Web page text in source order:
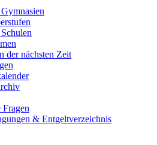
der nächsten Zeit
& Entgeltverzeichnis